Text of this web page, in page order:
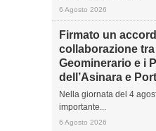
6 Agosto 2026
Firmato un
collaborazione
Geominerario e i
dell’Asinara e
Nella giornata del 4
importante...
6 Agosto 2026